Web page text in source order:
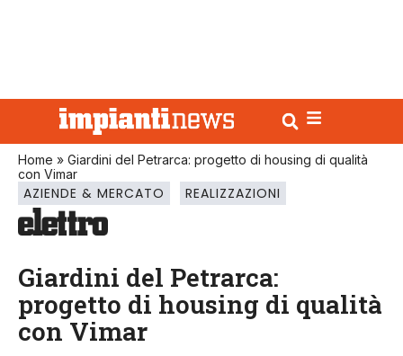
Home » Giardini del Petrarca: progetto di housing di qualità
con Vimar
AZIENDE & MERCATO REALIZZAZIONI
Giardini del Petrarca:
progetto di housing di qualità
con Vimar